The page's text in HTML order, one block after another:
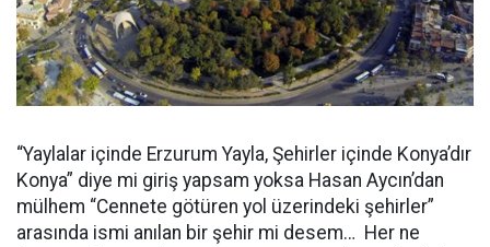
“Yaylalar içinde Erzurum Yayla, Şehirler içinde Konya’dır
Konya” diye mi giriş yapsam yoksa Hasan Aycın’dan
mülhem “Cennete götüren yol üzerindeki şehirler”
arasında ismi anılan bir şehir mi desem… Her ne